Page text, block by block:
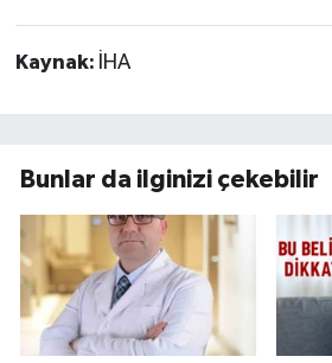
Kaynak: İHA
Bunlar da ilginizi çekebilir